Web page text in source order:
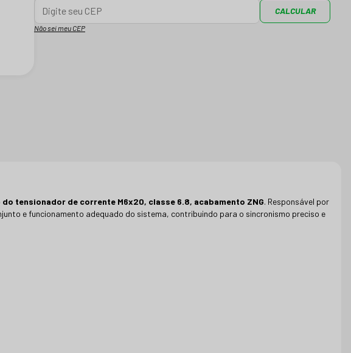
CALCULAR
Não sei meu CEP
tensionador de corrente M6x20, classe 6.8, acabamento ZNG. Responsável por
e funcionamento adequado do sistema, contribuindo para o sincronismo preciso e